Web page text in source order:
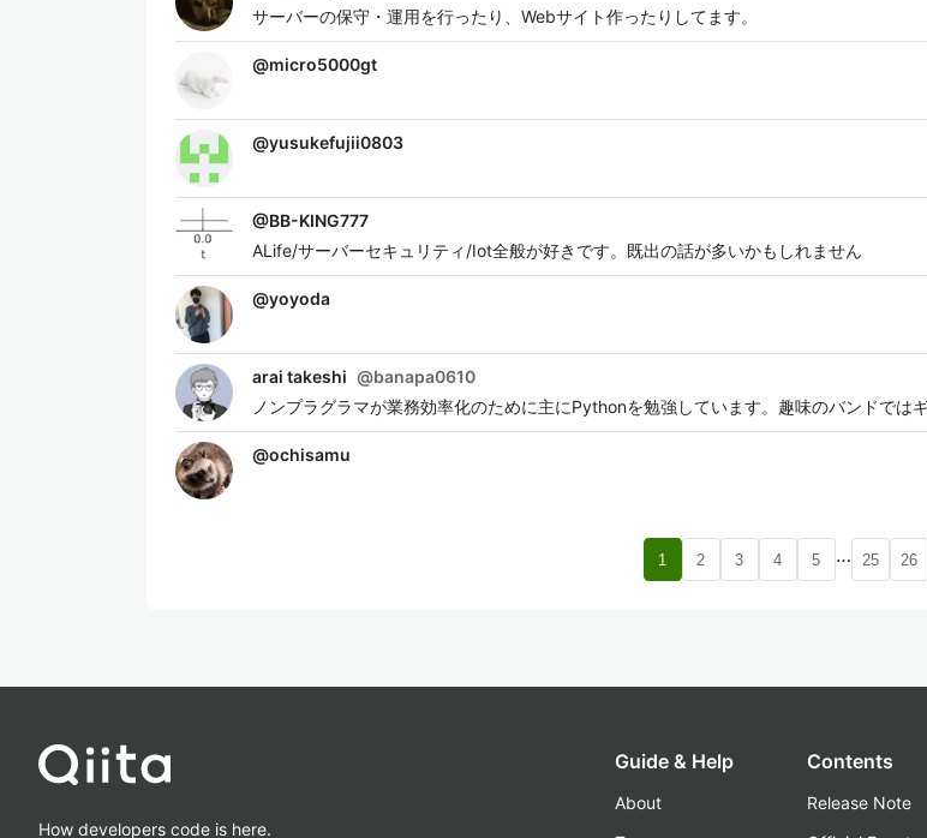
サーバーの保守・運用を行ったり、Webサイト作ったりしてます。
@micro5000gt
@yusukefujii0803
@BB-KING777
ALife/サーバーセキュリティ/Iot全般が好きです。既出の話が多いかもしれません
@yoyoda
arai takeshi @banapa0610
ノンプラグラマが業務効率化のために主にPythonを勉強しています。趣味のバンドでは
@ochisamu
1 2 3 4 5 … 25 26
How developers code is here.
Guide & Help
About
Contents
Release Note